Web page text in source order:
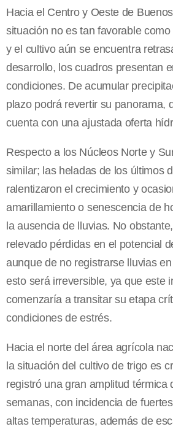
Hacia el Centro y Oeste de
situación no es tan favorable
y el cultivo aún se encuentra
desarrollo, los cuadros presentan
condiciones. De acumular
plazo podrá revertir su panorama,
cuenta con una ajustada oferta
Respecto a los Núcleos Norte y
similar; las heladas de los últimos
ralentizaron el crecimiento y
amarillamiento o senescencia de
la ausencia de lluvias. No
relevado pérdidas en el potencial
aunque de no registrarse lluvias
esto será irreversible, ya que este
comenzaría a transitar su etapa
condiciones de estrés.
Hacia el norte del área agrícola
la situación del cultivo de trigo es
registró una gran amplitud térmica
semanas, con incidencia de
altas temperaturas, además de